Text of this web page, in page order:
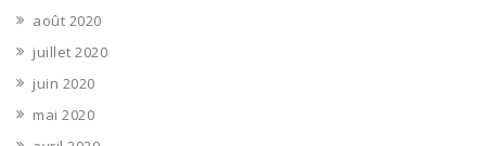
août 2020
juillet 2020
juin 2020
mai 2020